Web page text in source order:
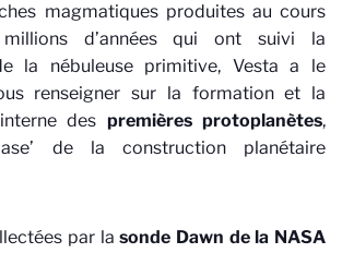
magmatiques produites au cours
d’années qui ont suivi la
la nébuleuse primitive, Vesta a le
renseigner sur la formation et la
des premières protoplanètes,
de la construction planétaire
par lasonde Dawn de la NASA